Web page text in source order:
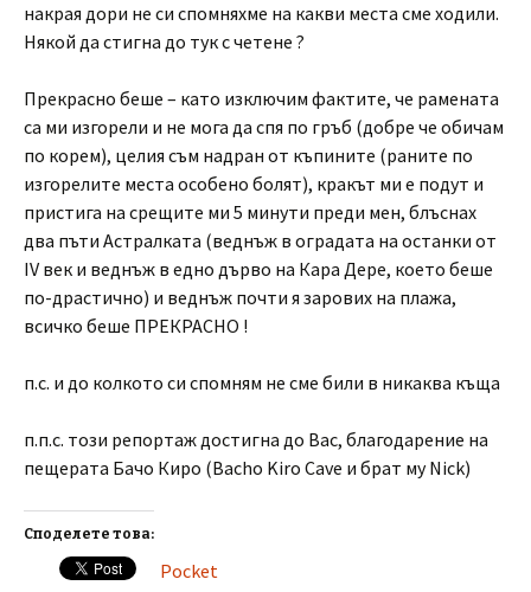
накрая дори не си спомняхме на какви места сме ходили.
Някой да стигна до тук с четене ?
Прекрасно беше – като изключим фактите, че рамената
са ми изгорели и не мога да спя по гръб (добре че обичам
по корем), целия съм надран от къпините (раните по
изгорелите места особено болят), кракът ми е подут и
пристига на срещите ми 5 минути преди мен, блъснах
два пъти Астралката (веднъж в оградата на останки от
IV век и веднъж в едно дърво на Кара Дере, което беше
по-драстично) и веднъж почти я зарових на плажа,
всичко беше ПРЕКРАСНО !
п.с. и до колкото си спомням не сме били в никаква къща
п.п.с. този репортаж достигна до Вас, благодарение на
пещерата Бачо Киро (Bacho Kiro Cave и брат му Nick)
Споделете това:
Pocket